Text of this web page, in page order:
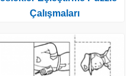
Çalışmaları